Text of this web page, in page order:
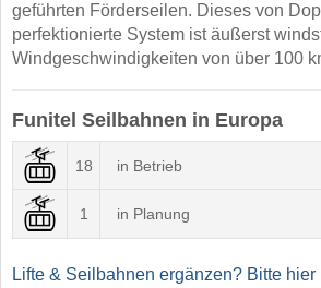
geführten Förderseilen. Dieses von
perfektionierte System ist äußerst
Windgeschwindigkeiten von über 100
Funitel Seilbahnen in Europa
18 in Betrieb
1 in Planung
Lifte & Seilbahnen ergänzen? Bitte hier